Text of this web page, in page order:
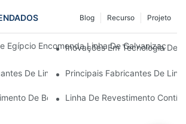
Projeto
Recurso
Blog
Egípcio Encomenda Linha De Galvanização
Inovações Em Tecnologia De
De Linhas De Revestimento De
Principais Fabricantes De
De Bobinas: Essencial Para Soluções
Linha De Revestimento